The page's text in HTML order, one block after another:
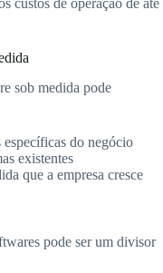
sob medida pode
específicas do negócio
existentes
que a empresa cresce
pode ser um divisor